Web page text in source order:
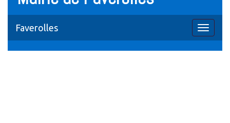
Toggle
Faverolles